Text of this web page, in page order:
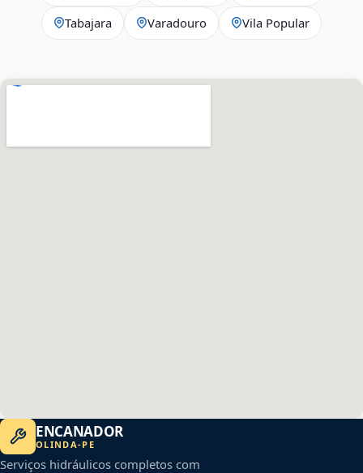
Tabajara Varadouro Vila Popular
ENCANADOR
OLINDA-PE
Serviços hidráulicos completos com